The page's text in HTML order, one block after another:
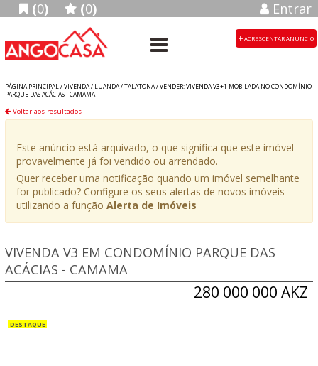
(0) (0) Entrar
ACRESCENTAR ANÚNCIO
PÁGINA PRINCIPAL /VIVENDA/ LUANDA/TALATONA/VENDER: VIVENDA V3+1 MOBILADA NO CONDOMÍNIO
PARQUE DAS ACÁCIAS - CAMAMA
Voltar aos resultados
Este anúncio está arquivado, o que significa que este imóvel
provavelmente já foi vendido ou arrendado.
Quer receber uma notificação quando um imóvel semelhante
for publicado? Configure os seus alertas de novos imóveis
utilizando a função Alerta de Imóveis
280 000 000 AKZ
VIVENDA V3 EM CONDOMÍNIO PARQUE DAS
ACÁCIAS - CAMAMA